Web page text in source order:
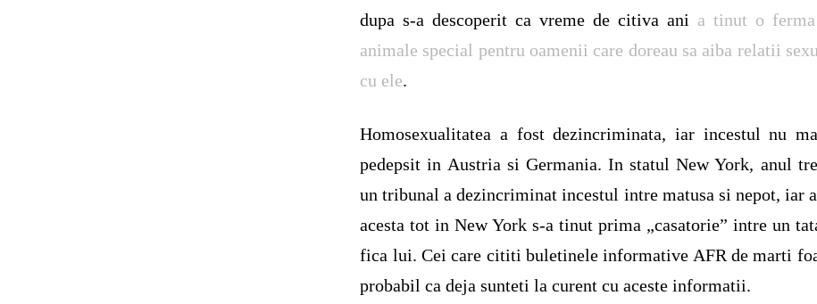
dupa s-a descoperit ca vreme de citiva ani a tinut o
animale special pentru oamenii care doreau sa aiba relatii
cu ele.
Homosexualitatea a fost dezincriminata, iar incestul nu
pedepsit in Austria si Germania. In statul New York, anul
un tribunal a dezincriminat incestul intre matusa si nepot, iar
acesta tot in New York s-a tinut prima „casatorie” intre un
fica lui. Cei care cititi buletinele informative AFR de marti
probabil ca deja sunteti la curent cu aceste informatii.